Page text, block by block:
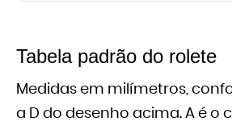
Tabela padrão do rolete
Medidas em milímetros,
a D do desenho acima. A é o